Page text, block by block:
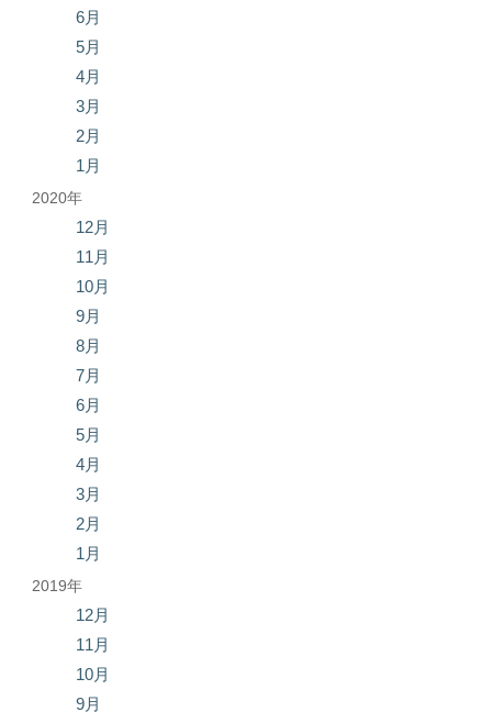
6月
5月
4月
3月
2月
1月
2020年
12月
11月
10月
9月
8月
7月
6月
5月
4月
3月
2月
1月
2019年
12月
11月
10月
9月